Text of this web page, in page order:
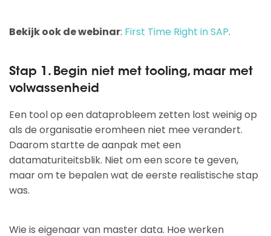
Bekijk ook de webinar: First Time Right in SAP.
Stap 1. Begin niet met tooling, maar met
volwassenheid
Een tool op een dataprobleem zetten lost weinig op
als de organisatie eromheen niet mee verandert.
Daarom startte de aanpak met een
datamaturiteitsblik. Niet om een score te geven,
maar om te bepalen wat de eerste realistische stap
was.
Wie is eigenaar van master data. Hoe werken